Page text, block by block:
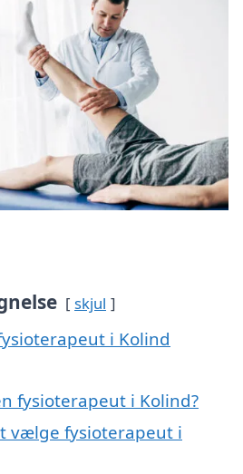
skjul
i Kolind
fysioterapeut i Kolind?
vælge fysioterapeut i